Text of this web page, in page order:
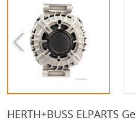
HERTH+BUSS ELPARTS